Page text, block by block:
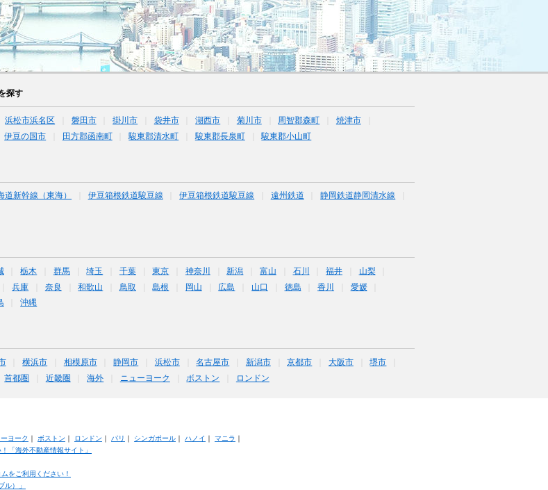
探す
浜松市浜名区 磐田市 掛川市 袋井市 湖西市 菊川市 周智郡森町
焼津市
伊豆の国市 田方郡函南町 駿東郡清水町 駿東郡長泉町 駿東郡小山町
道新幹線（東海） 伊豆箱根鉄道駿豆線 伊豆箱根鉄道駿豆線 遠州鉄道
静岡鉄道静岡清水線
栃木 群馬 埼玉 千葉 東京 神奈川 新潟 富山 石川 福井
山梨
兵庫 奈良 和歌山 鳥取 島根 岡山 広島 山口 徳島 香川
愛媛
沖縄
横浜市 相模原市 静岡市 浜松市 名古屋市 新潟市 京都市 大阪市
堺市
首都圏 近畿圏 海外 ニューヨーク ボストン ロンドン
ーヨーク ｜ ボストン ｜ ロンドン ｜ パリ ｜ シンガポール｜ ハノイ ｜ マニラ ｜
「海外不動産情報サイト」
をご利用ください！
）」